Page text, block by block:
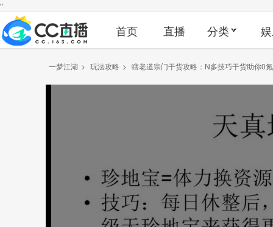
"
首页 直播 分类
一梦江湖 > 玩法攻略 > 瞎老道宗门干货攻略：N多技巧干货助你0